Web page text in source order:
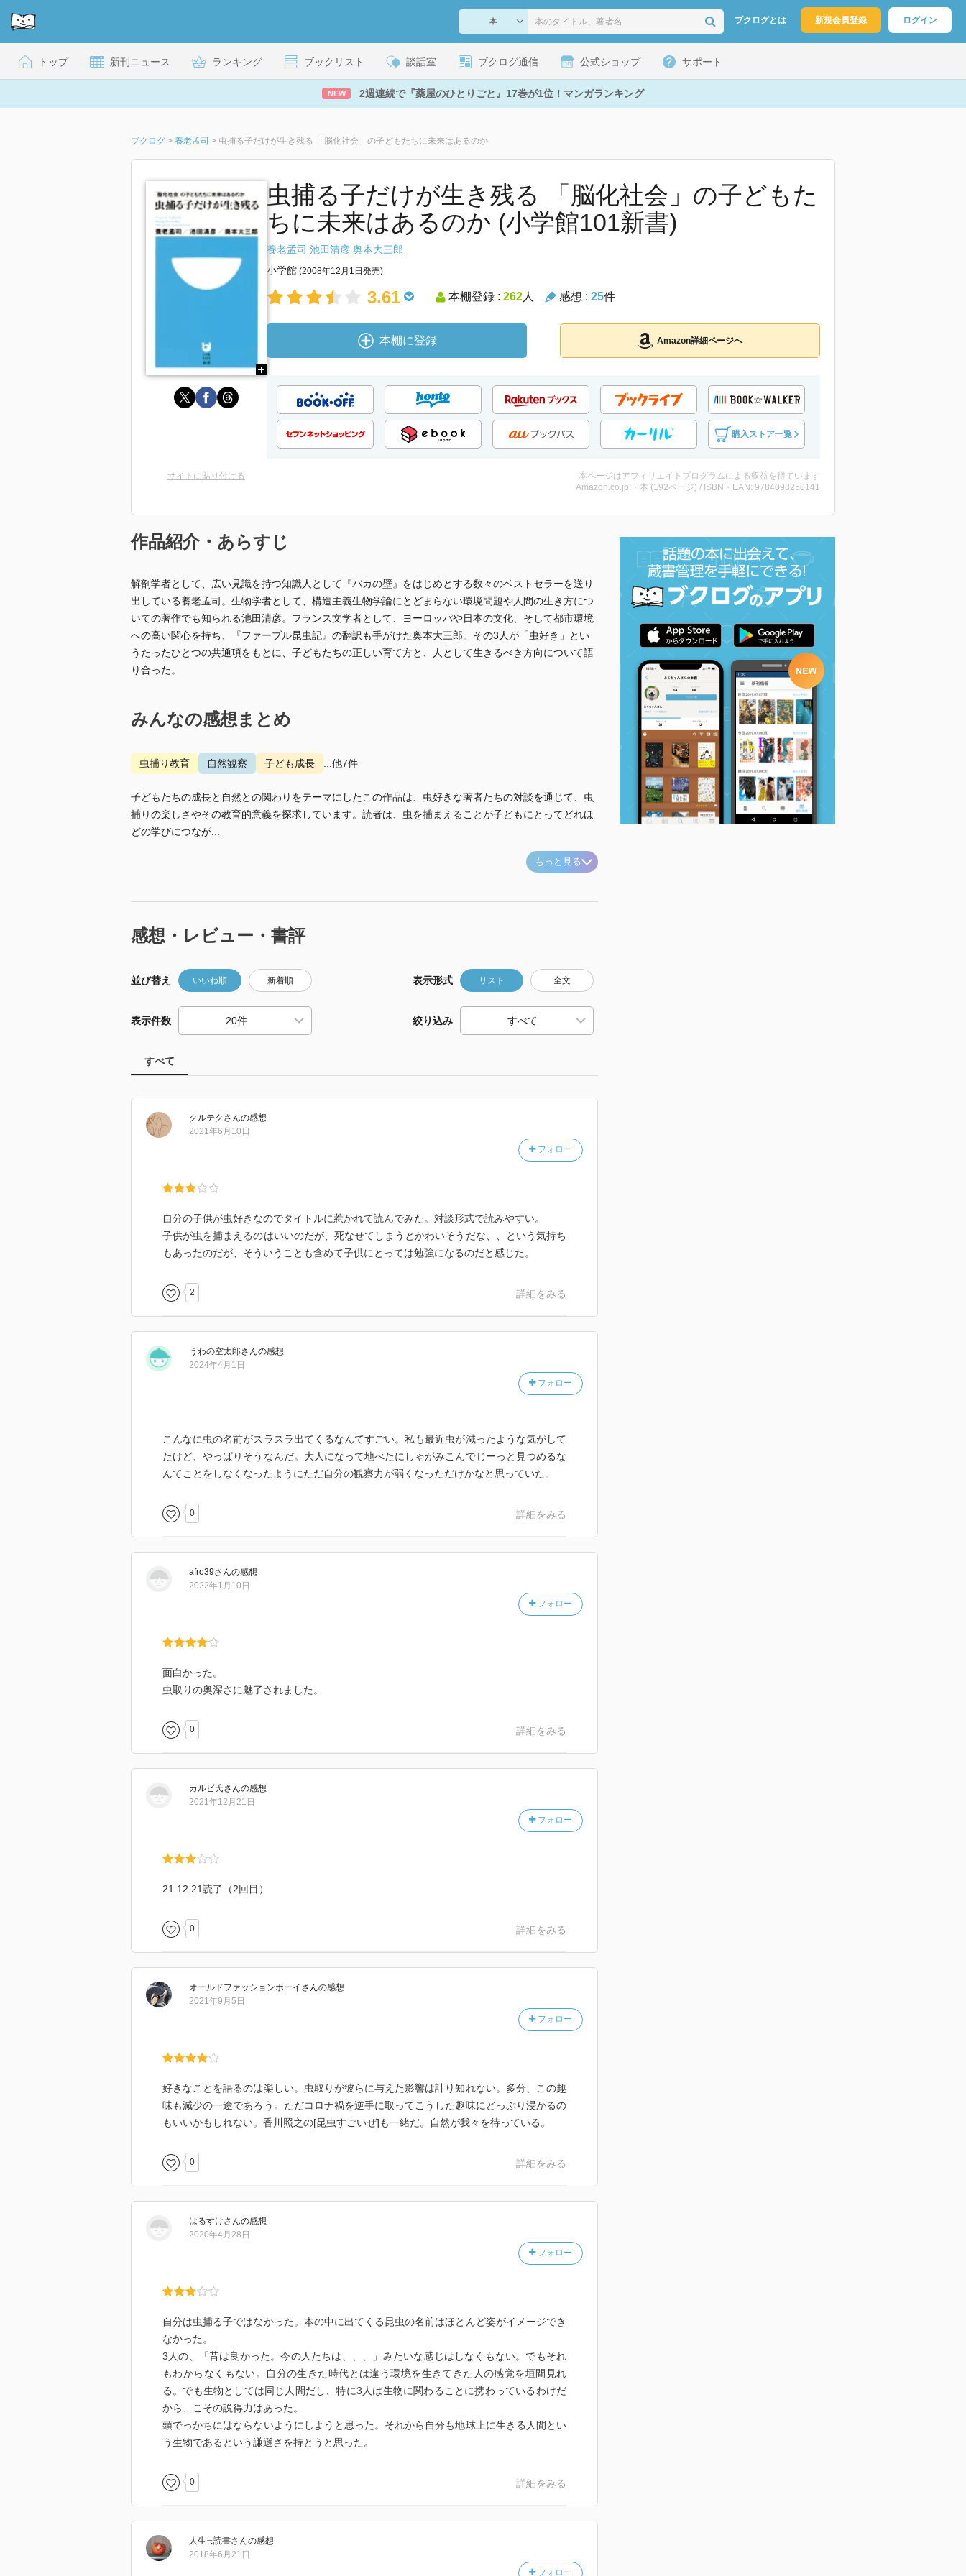
ブクログとは 新規会員登録 ログイン
トップ 新刊ニュース ランキング ブックリスト 談話室 ブクログ通信 公式ショップ サポート
NEW 2週連続で『薬屋のひとりごと』17巻が1位！マンガランキング
ブクログ > 養老孟司 > 虫捕る子だけが生き残る 「脳化社会」の子どもたちに未来はあるのか
虫捕る子だけが生き残る 「脳化社会」の子どもた
ちに未来はあるのか (小学館101新書)
養老孟司 池田清彦 奥本大三郎
小学館 (2008年12月1日発売)
3.61 本棚登録 : 262人 感想 : 25件
本棚に登録 Amazon詳細ページへ
購入ストア一覧
サイトに貼り付ける
本ページはアフィリエイトプログラムによる収益を得ています
Amazon.co.jp ・本 (192ページ) / ISBN・EAN: 9784098250141
作品紹介・あらすじ
解剖学者として、広い見識を持つ知識人として『バカの壁』をはじめとする数々のベストセラーを送り
出している養老孟司。生物学者として、構造主義生物学論にとどまらない環境問題や人間の生き方につ
いての著作でも知られる池田清彦。フランス文学者として、ヨーロッパや日本の文化、そして都市環境
への高い関心を持ち、『ファーブル昆虫記』の翻訳も手がけた奥本大三郎。その3人が「虫好き」とい
うたったひとつの共通項をもとに、子どもたちの正しい育て方と、人として生きるべき方向について語
り合った。
みんなの感想まとめ
虫捕り教育 自然観察 子ども成長 ...他7件
子どもたちの成長と自然との関わりをテーマにしたこの作品は、虫好きな著者たちの対談を通じて、虫
捕りの楽しさやその教育的意義を探求しています。読者は、虫を捕まえることが子どもにとってどれほ
どの学びにつなが...
もっと見る
感想・レビュー・書評
並び替え いいね順 新着順 表示形式 リスト 全文
表示件数 絞り込み
すべて
クルテク さんの感想
フォロー
2021年6月10日
自分の子供が虫好きなのでタイトルに惹かれて読んでみた。対談形式で読みやすい。
子供が虫を捕まえるのはいいのだが、死なせてしまうとかわいそうだな、、という気持ち
もあったのだが、そういうことも含めて子供にとっては勉強になるのだと感じた。
2 詳細をみる
うわの空太郎さんの感想
フォロー
2024年4月1日
こんなに虫の名前がスラスラ出てくるなんてすごい。私も最近虫が減ったような気がして
たけど、やっぱりそうなんだ。大人になって地べたにしゃがみこんでじーっと見つめるな
んてことをしなくなったようにただ自分の観察力が弱くなっただけかなと思っていた。
0 詳細をみる
afro39さんの感想
フォロー
2022年1月10日
面白かった。
虫取りの奥深さに魅了されました。
0 詳細をみる
カルビ氏さんの感想
フォロー
2021年12月21日
21.12.21読了（2回目）
0 詳細をみる
オールドファッションボーイ さんの感想
フォロー
2021年9月5日
好きなことを語るのは楽しい。虫取りが彼らに与えた影響は計り知れない。多分、この趣
味も減少の一途であろう。ただコロナ禍を逆手に取ってこうした趣味にどっぷり浸かるの
もいいかもしれない。香川照之の[昆虫すごいぜ]も一緒だ。自然が我々を待っている。
0 詳細をみる
はるすけさんの感想
フォロー
2020年4月28日
自分は虫捕る子ではなかった。本の中に出てくる昆虫の名前はほとんど姿がイメージでき
なかった。
3人の、「昔は良かった。今の人たちは、、、」みたいな感じはしなくもない。でもそれ
もわからなくもない。自分の生きた時代とは違う環境を生きてきた人の感覚を垣間見れ
る。でも生物としては同じ人間だし、特に3人は生物に関わることに携わっているわけだ
から、こその説得力はあった。
頭でっかちにはならないようにしようと思った。それから自分も地球上に生きる人間とい
う生物であるという謙遜さを持とうと思った。
0 詳細をみる
人生≒読書さんの感想
フォロー
2018年6月21日